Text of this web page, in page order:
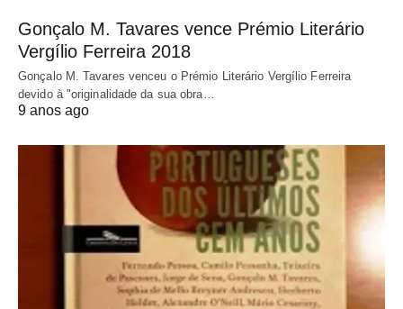
Gonçalo M. Tavares vence Prémio Literário
Vergílio Ferreira 2018
Gonçalo M. Tavares venceu o Prémio Literário Vergílio Ferreira
devido à "originalidade da sua obra…
9 anos ago